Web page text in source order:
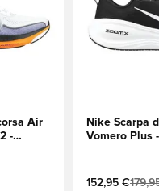
Air
-
Nike Scarpa
Vomero Plus -
152,95 €